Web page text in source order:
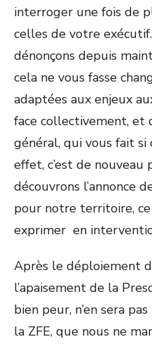
interroger une fois de
celles de votre
dénonçons depuis
cela ne vous fasse
adaptées aux enjeux
face collectivement, et
général, qui vous fait
effet, c’est de nouveau
découvrons l’annonce
pour notre territoire,
exprimer en
Après le déploiement
l’apaisement de la
bien peur, n’en sera
la ZFE, que nous ne